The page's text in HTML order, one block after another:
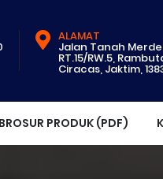
ALAMAT
Jalan Tanah
RT.15/RW.5,
Ciracas, Jaktim,
BROSUR PRODUK (PDF)